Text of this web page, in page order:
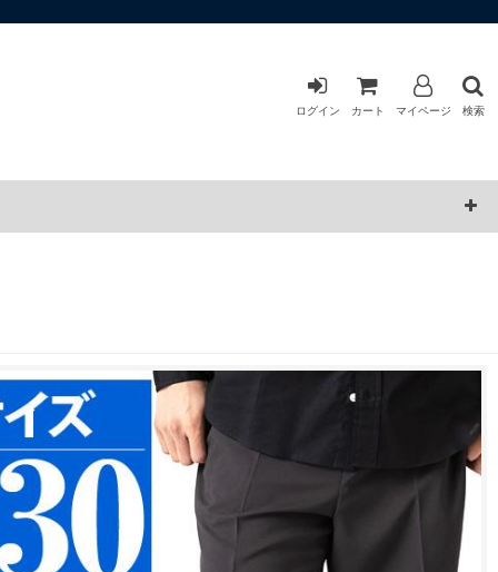
ログイン カート マイページ 検索